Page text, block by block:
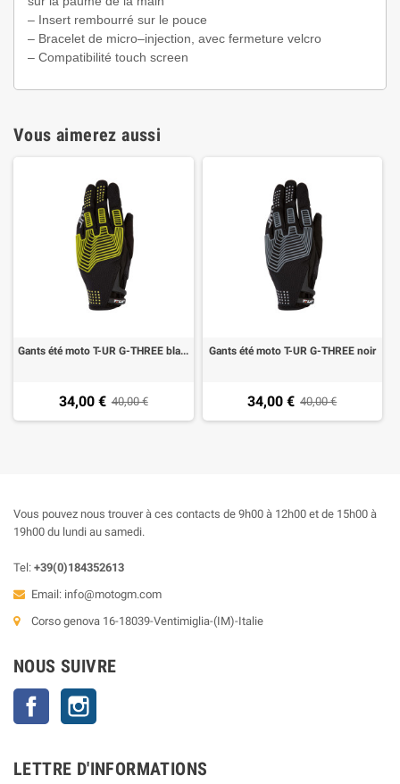
– Insert rembourré sur le pouce
– Bracelet de micro–injection, avec fermeture velcro
– Compatibilité touch screen
Vous aimerez aussi
Gants été moto T-UR G-THREE black yellow fluo
34,00 € 40,00 €
Gants été moto T-UR G-THREE noir
34,00 € 40,00 €
Vous pouvez nous trouver à ces contacts de 9h00 à 12h00 et de 15h00 à
19h00 du lundi au samedi.
Tel: +39(0)184352613
Email: info@motogm.com
Corso genova 16-18039-Ventimiglia-(IM)-Italie
NOUS SUIVRE
Facebook
LETTRE D'INFORMATIONS